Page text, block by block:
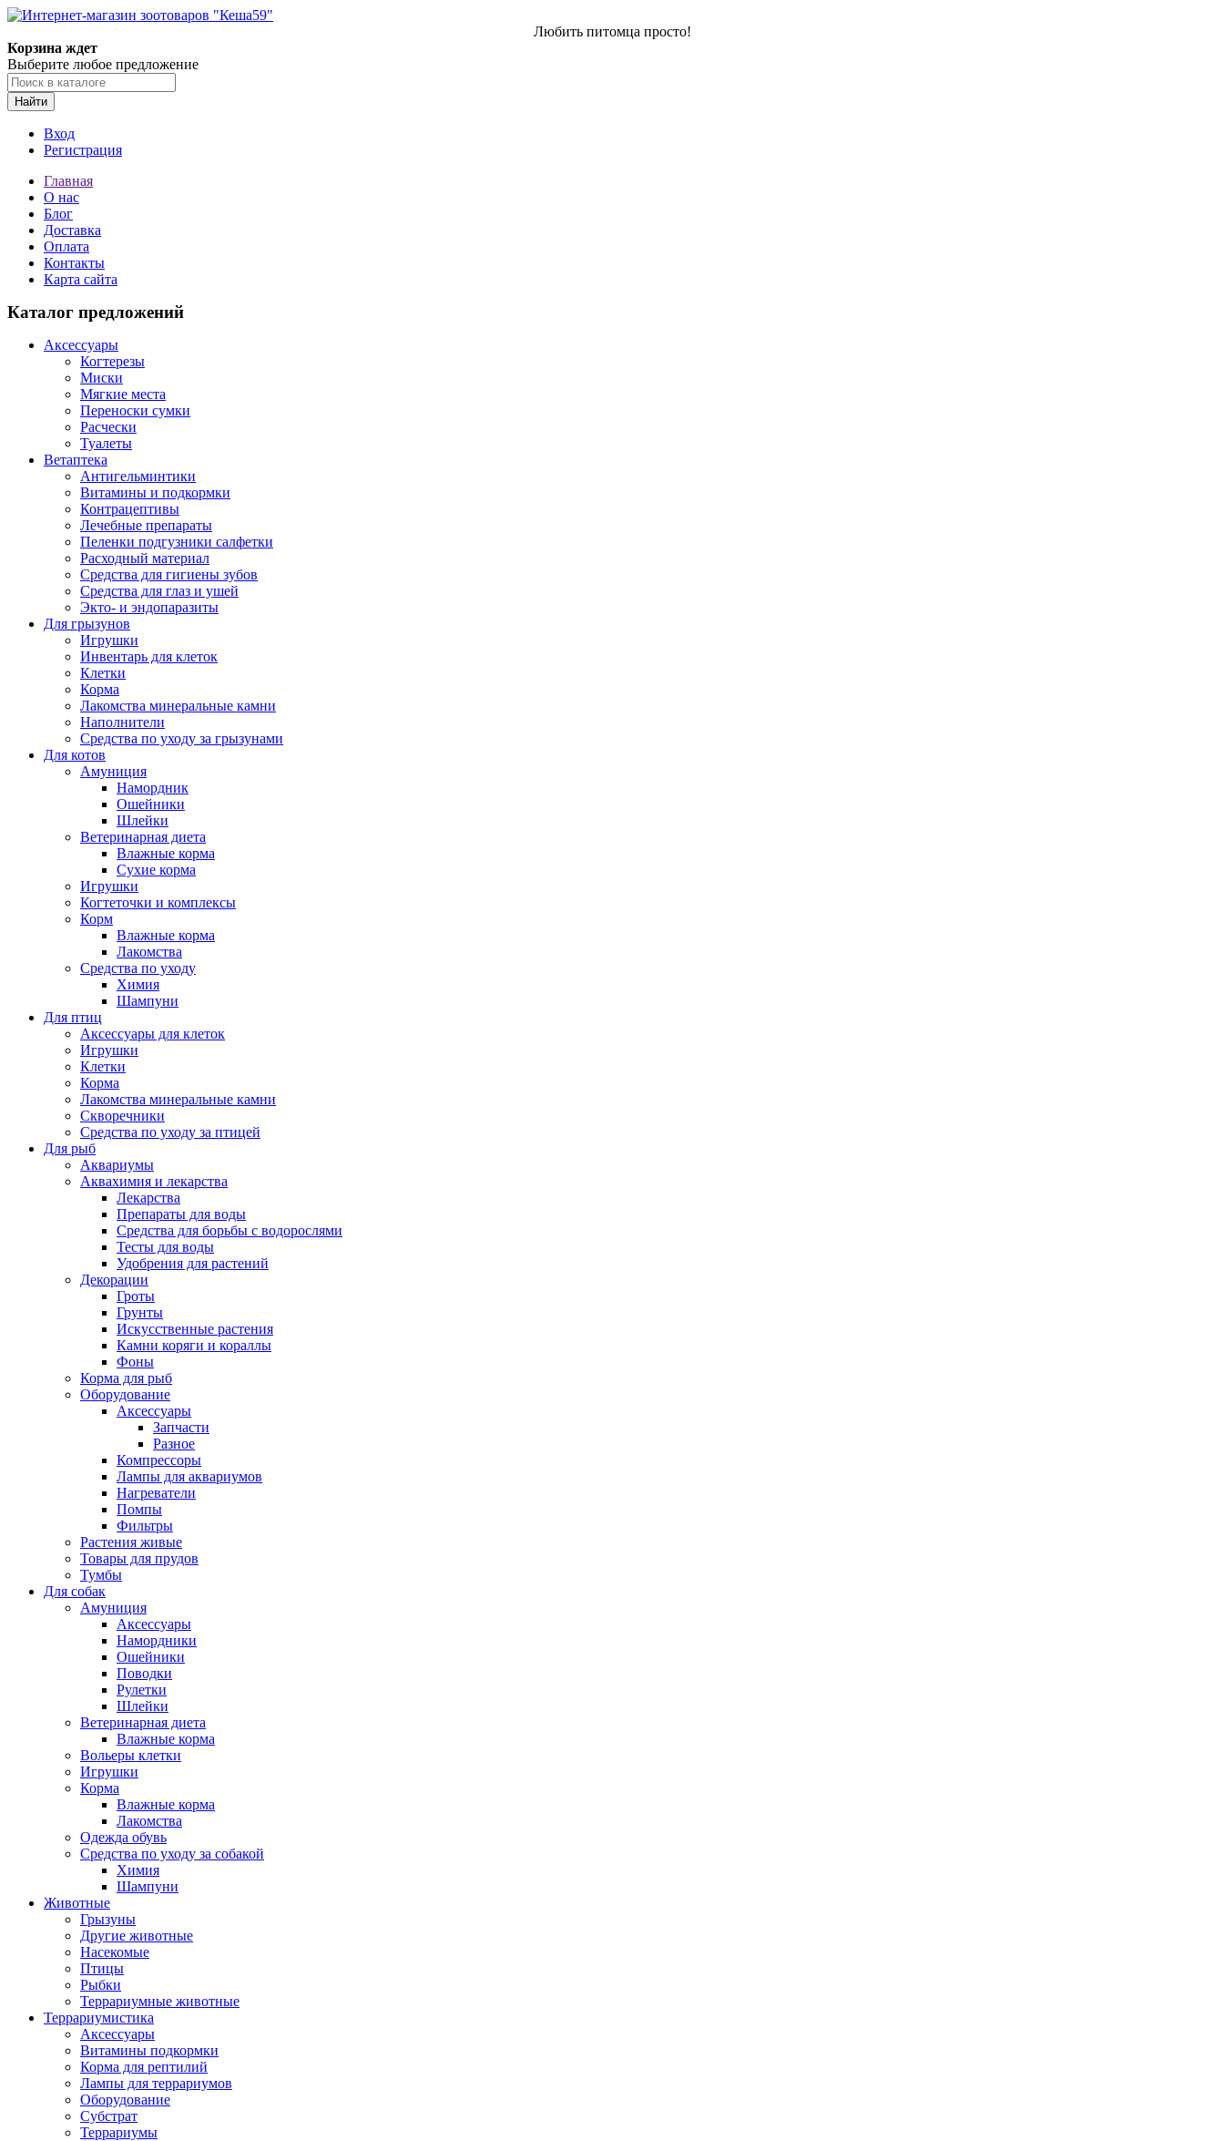
Любить питомца просто!
Корзина ждет
Выберите любое предложение
Найти
Вход
Регистрация
Главная
О нас
Блог
Доставка
Оплата
Контакты
Карта сайта
Каталог предложений
Аксессуары
Когтерезы
Миски
Мягкие места
Переноски сумки
Расчески
Туалеты
Ветаптека
Антигельминтики
Витамины и подкормки
Контрацептивы
Лечебные препараты
Пеленки подгузники салфетки
Расходный материал
Средства для гигиены зубов
Средства для глаз и ушей
Экто- и эндопаразиты
Для грызунов
Игрушки
Инвентарь для клеток
Клетки
Корма
Лакомства минеральные камни
Наполнители
Средства по уходу за грызунами
Для котов
Амуниция
Намордник
Ошейники
Шлейки
Ветеринарная диета
Влажные корма
Сухие корма
Игрушки
Когтеточки и комплексы
Корм
Влажные корма
Лакомства
Средства по уходу
Химия
Шампуни
Для птиц
Аксессуары для клеток
Игрушки
Клетки
Корма
Лакомства минеральные камни
Скворечники
Средства по уходу за птицей
Для рыб
Аквариумы
Аквахимия и лекарства
Лекарства
Препараты для воды
Средства для борьбы с водорослями
Тесты для воды
Удобрения для растений
Декорации
Гроты
Грунты
Искусственные растения
Камни коряги и кораллы
Фоны
Корма для рыб
Оборудование
Аксессуары
Запчасти
Разное
Компрессоры
Лампы для аквариумов
Нагреватели
Помпы
Фильтры
Растения живые
Товары для прудов
Тумбы
Для собак
Амуниция
Аксессуары
Намордники
Ошейники
Поводки
Рулетки
Шлейки
Ветеринарная диета
Влажные корма
Вольеры клетки
Игрушки
Корма
Влажные корма
Лакомства
Одежда обувь
Средства по уходу за собакой
Химия
Шампуни
Животные
Грызуны
Другие животные
Насекомые
Птицы
Рыбки
Террариумные животные
Террариумистика
Аксессуары
Витамины подкормки
Корма для рептилий
Лампы для террариумов
Оборудование
Субстрат
Террариумы